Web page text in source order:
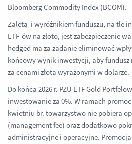
Bloomberg Commodity Index (BCOM).
Zaletą i wyróżnikiem funduszu, na tle
ETF-ów na złoto, jest zabezpieczenie
hedged ma za zadanie eliminować
końcowy wynik inwestycji, aby fundusz
za cenami złota wyrażonymi w dolarze.
Do końca 2026 r. PZU ETF Gold
inwestowanie za 0%. W ramach
kwietniu br. towarzystwo nie pobiera
(management fee) oraz dodatkowo
administracyjne i operacyjne.